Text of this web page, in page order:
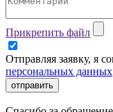
Прикрепить файл
Отправляя заявку, я
персональных данных
отправить